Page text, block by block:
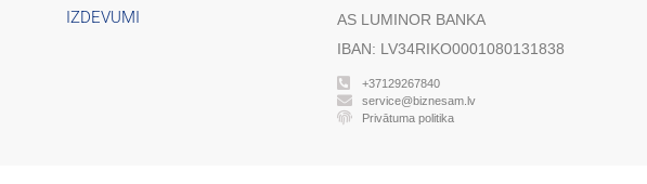
IZDEVUMI
AS LUMINOR BANKA
IBAN: LV34RIKO0001080131838
+37129267840
service@biznesam.lv
Privātuma politika